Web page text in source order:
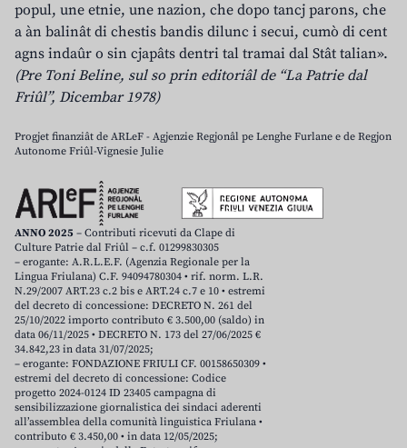
popul, une etnie, une nazion, che dopo tancj parons, che
a àn balinât di chestis bandis dilunc i secui, cumò di cent
agns indaûr o sin cjapâts dentri tal tramai dal Stât talian».
(Pre Toni Beline, sul so prin editoriâl de “La Patrie dal
Friûl”, Dicembar 1978)
Progjet finanziât de ARLeF - Agjenzie Regjonâl pe Lenghe Furlane e de Regjon
Autonome Friûl-Vignesie Julie
ANNO 2025 – Contributi ricevuti da Clape di
Culture Patrie dal Friûl – c.f. 01299830305
– erogante: A.R.L.E.F. (Agenzia Regionale per la
Lingua Friulana) C.F. 94094780304 • rif. norm. L.R.
N.29/2007 ART.23 c.2 bis e ART.24 c.7 e 10 • estremi
del decreto di concessione: DECRETO N. 261 del
25/10/2022 importo contributo € 3.500,00 (saldo) in
data 06/11/2025 • DECRETO N. 173 del 27/06/2025 €
34.842,23 in data 31/07/2025;
– erogante: FONDAZIONE FRIULI CF. 00158650309 •
estremi del decreto di concessione: Codice
progetto 2024-0124 ID 23405 campagna di
sensibilizzazione giornalistica dei sindaci aderenti
all’assemblea della comunità linguistica Friulana •
contributo € 3.450,00 • in data 12/05/2025;